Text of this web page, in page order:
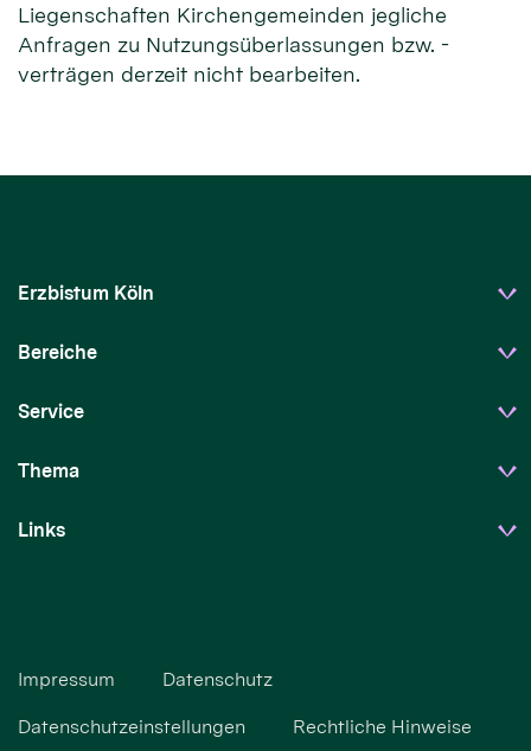
Liegenschaften Kirchengemeinden jegliche
Anfragen zu Nutzungsüberlassungen bzw. -
verträgen derzeit nicht bearbeiten.
Erzbistum Köln
Bereiche
Service
Thema
Links
Impressum Datenschutz
Datenschutzeinstellungen Rechtliche Hinweise